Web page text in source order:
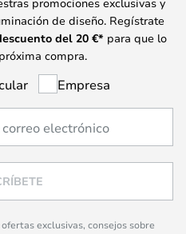
de diseño. Regístrate
del 20 €* para que lo
compra.
Empresa
exclusivas, consejos sobre